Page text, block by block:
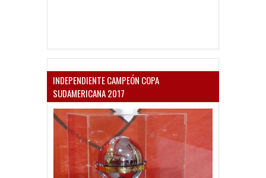
INDEPENDIENTE CAMPEÓN COPA
SUDAMERICANA 2017